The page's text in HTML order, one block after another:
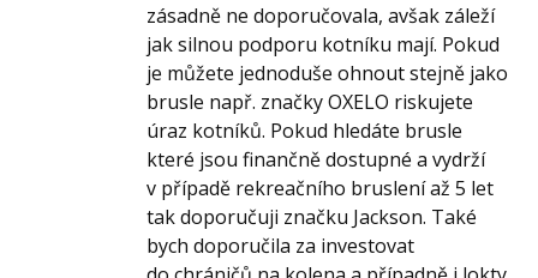
zásadně ne doporučovala, avšak záleží
jak silnou podporu kotníku mají. Pokud
je můžete jednoduše ohnout stejně jako
brusle např. značky OXELO riskujete
úraz kotníků. Pokud hledáte brusle
které jsou finančně dostupné a vydrží
v případě rekreačního bruslení až 5 let
tak doporučuji značku Jackson. Také
bych doporučila za investovat